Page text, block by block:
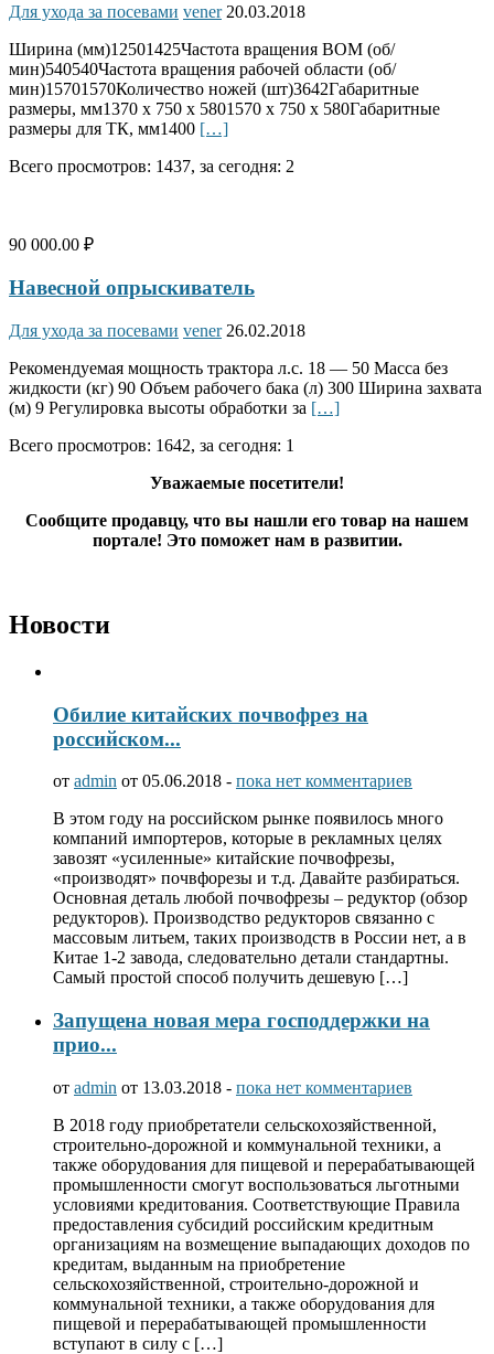
Для ухода за посевами vener 20.03.2018
Ширина (мм)12501425Частота вращения ВОМ (об/
мин)540540Частота вращения рабочей области (об/
мин)15701570Количество ножей (шт)3642Габаритные
размеры, мм1370 х 750 х 5801570 х 750 х 580Габаритные
размеры для ТК, мм1400 […]
Всего просмотров: 1437, за сегодня: 2
90 000.00 ₽
Навесной опрыскиватель
Для ухода за посевами vener 26.02.2018
Рекомендуемая мощность трактора л.с. 18 — 50 Масса без
жидкости (кг) 90 Объем рабочего бака (л) 300 Ширина захвата
(м) 9 Регулировка высоты обработки за […]
Всего просмотров: 1642, за сегодня: 1
Уважаемые посетители!
Сообщите продавцу, что вы нашли его товар на нашем
портале! Это поможет нам в развитии.
Новости
Обилие китайских почвофрез на
российском...
от admin от 05.06.2018 - пока нет комментариев
В этом году на российском рынке появилось много
компаний импортеров, которые в рекламных целях
завозят «усиленные» китайские почвофрезы,
«производят» почвфорезы и т.д. Давайте разбираться.
Основная деталь любой почвофрезы – редуктор (обзор
редукторов). Производство редукторов связанно с
массовым литьем, таких производств в России нет, а в
Китае 1-2 завода, следовательно детали стандартны.
Самый простой способ получить дешевую […]
Запущена новая мера господдержки на
прио...
от admin от 13.03.2018 - пока нет комментариев
В 2018 году приобретатели сельскохозяйственной,
строительно-дорожной и коммунальной техники, а
также оборудования для пищевой и перерабатывающей
промышленности смогут воспользоваться льготными
условиями кредитования. Соответствующие Правила
предоставления субсидий российским кредитным
организациям на возмещение выпадающих доходов по
кредитам, выданным на приобретение
сельскохозяйственной, строительно-дорожной и
коммунальной техники, а также оборудования для
пищевой и перерабатывающей промышленности
вступают в силу с […]